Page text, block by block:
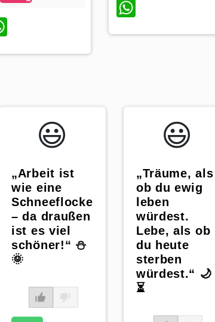
WhatsApp
WhatsApp
😃️
„Arbeit ist
wie eine
Schneeflocke
– da draußen
ist es viel
schöner!“ ⛄️
🌞
😃️
„Träume, als
ob du ewig
leben
würdest.
Lebe, als ob
du heute
sterben
würdest.“ 🌙
⏳